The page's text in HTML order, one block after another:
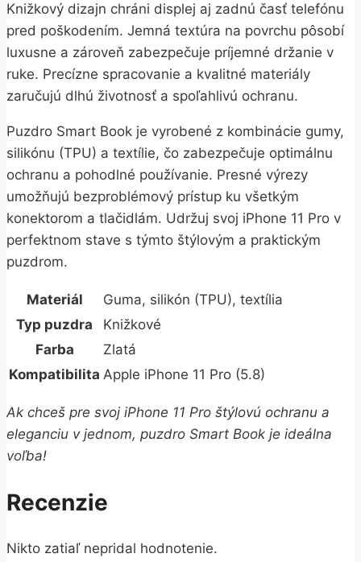
Knižkový dizajn chráni displej aj zadnú časť telefónu
pred poškodením. Jemná textúra na povrchu pôsobí
luxusne a zároveň zabezpečuje príjemné držanie v
ruke. Precízne spracovanie a kvalitné materiály
zaručujú dlhú životnosť a spoľahlivú ochranu.
Puzdro Smart Book je vyrobené z kombinácie gumy,
silikónu (TPU) a textílie, čo zabezpečuje optimálnu
ochranu a pohodlné používanie. Presné výrezy
umožňujú bezproblémový prístup ku všetkým
konektorom a tlačidlám. Udržuj svoj iPhone 11 Pro v
perfektnom stave s týmto štýlovým a praktickým
puzdrom.
Materiál
Guma, silikón (TPU), textília
Typ puzdra
Knižkové
Farba
Zlatá
Kompatibilita Apple iPhone 11 Pro (5.8)
Ak chceš pre svoj iPhone 11 Pro štýlovú ochranu a
eleganciu v jednom, puzdro Smart Book je ideálna
voľba!
Recenzie
Nikto zatiaľ nepridal hodnotenie.